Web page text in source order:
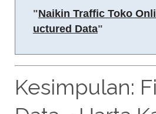
"Naikin Traffic Toko
uctured Data"
Kesimpulan: